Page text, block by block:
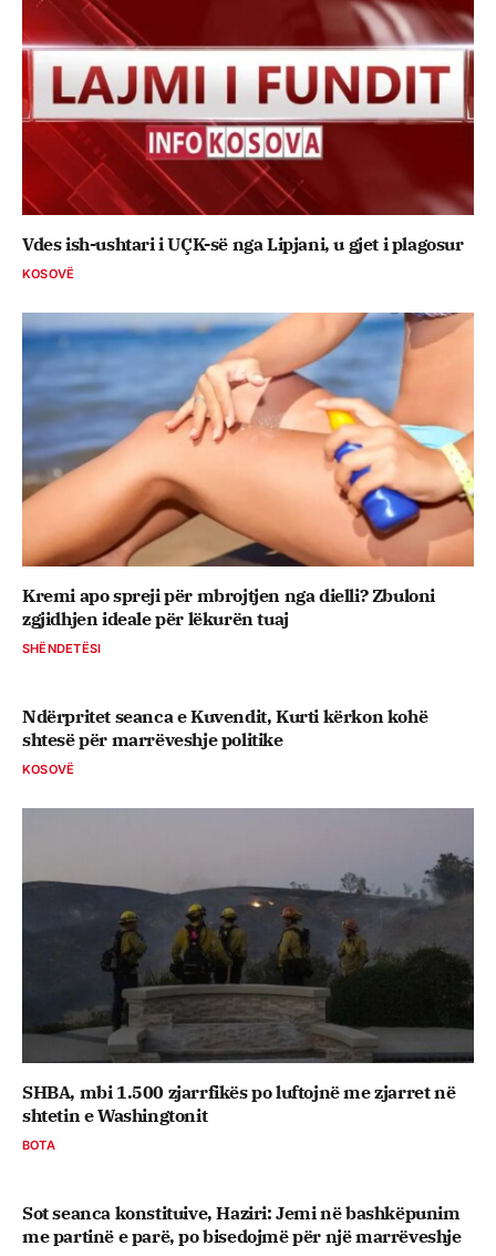
Vdes ish-ushtari i UÇK-së nga Lipjani, u gjet i plagosur
KOSOVË
Kremi apo spreji për mbrojtjen nga dielli? Zbuloni
zgjidhjen ideale për lëkurën tuaj
SHËNDETËSI
Ndërpritet seanca e Kuvendit, Kurti kërkon kohë
shtesë për marrëveshje politike
KOSOVË
SHBA, mbi 1.500 zjarrfikës po luftojnë me zjarret në
shtetin e Washingtonit
BOTA
Sot seanca konstituive, ​Haziri: Jemi në bashkëpunim
me partinë e parë, po bisedojmë për një marrëveshje